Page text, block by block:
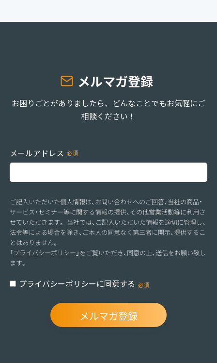
メルマガ登録
お困りごとがありましたら、どんなことでもお気軽にご
相談ください！
メールアドレス
ご記入いただいた個人情報は、お問い合わせへのご回答、当社の商品・
サービス・セミナー等に関する情報の提供、その他営業活動等に利用さ
せていただきます。 当社では、ご記入いただいた情報を適切に管理し、
法令等による場合を除き、ご本人の同意なく第三者に開示、提供するこ
とはありません。
「プライバシーポリシー 」をご覧いただき、同意の上、送信をお願い致し
ます。
プライバシーポリシーに同意する